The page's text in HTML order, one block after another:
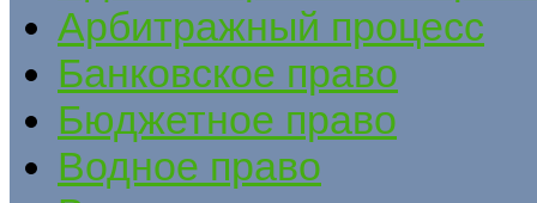
Арбитражный процесс
Банковское право
Бюджетное право
Водное право